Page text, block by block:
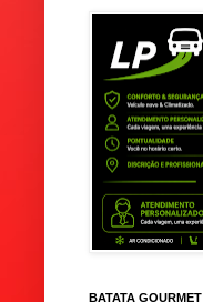
BATATA GOURMET